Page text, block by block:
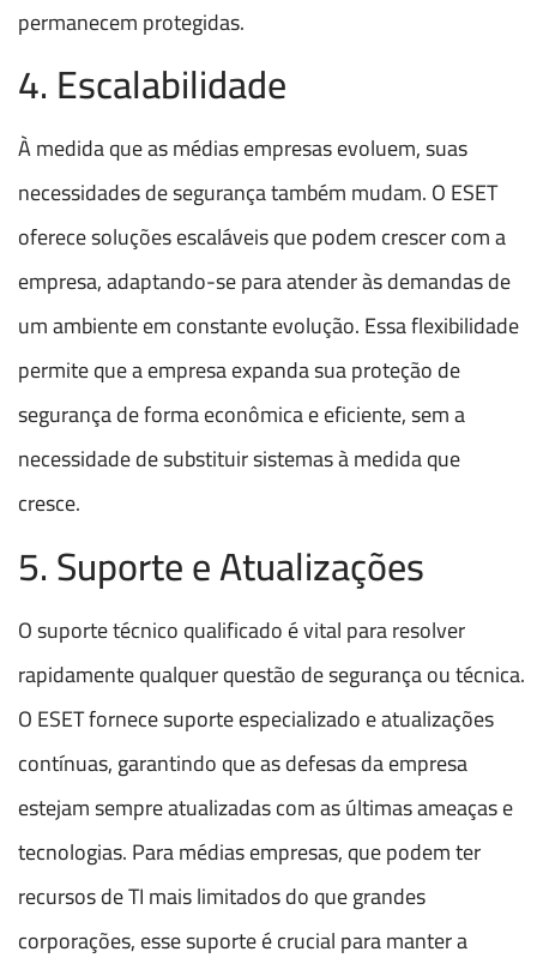
permanecem protegidas.
4. Escalabilidade
À medida que as médias empresas evoluem, suas
necessidades de segurança também mudam. O ESET
oferece soluções escaláveis que podem crescer com a
empresa, adaptando-se para atender às demandas de
um ambiente em constante evolução. Essa flexibilidade
permite que a empresa expanda sua proteção de
segurança de forma econômica e eficiente, sem a
necessidade de substituir sistemas à medida que
cresce.
5. Suporte e Atualizações
O suporte técnico qualificado é vital para resolver
rapidamente qualquer questão de segurança ou técnica.
O ESET fornece suporte especializado e atualizações
contínuas, garantindo que as defesas da empresa
estejam sempre atualizadas com as últimas ameaças e
tecnologias. Para médias empresas, que podem ter
recursos de TI mais limitados do que grandes
corporações, esse suporte é crucial para manter a